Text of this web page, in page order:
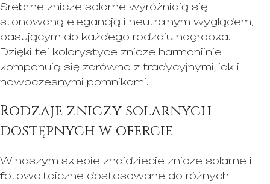
Srebrne znicze solarne wyróżniają się
stonowaną elegancją i neutralnym wyglądem,
pasującym do każdego rodzaju nagrobka.
Dzięki tej kolorystyce znicze harmonijnie
komponują się zarówno z tradycyjnymi, jak i
nowoczesnymi pomnikami.
Rodzaje zniczy solarnych
dostępnych w ofercie
W naszym sklepie znajdziecie znicze solarne i
fotowoltaiczne dostosowane do różnych